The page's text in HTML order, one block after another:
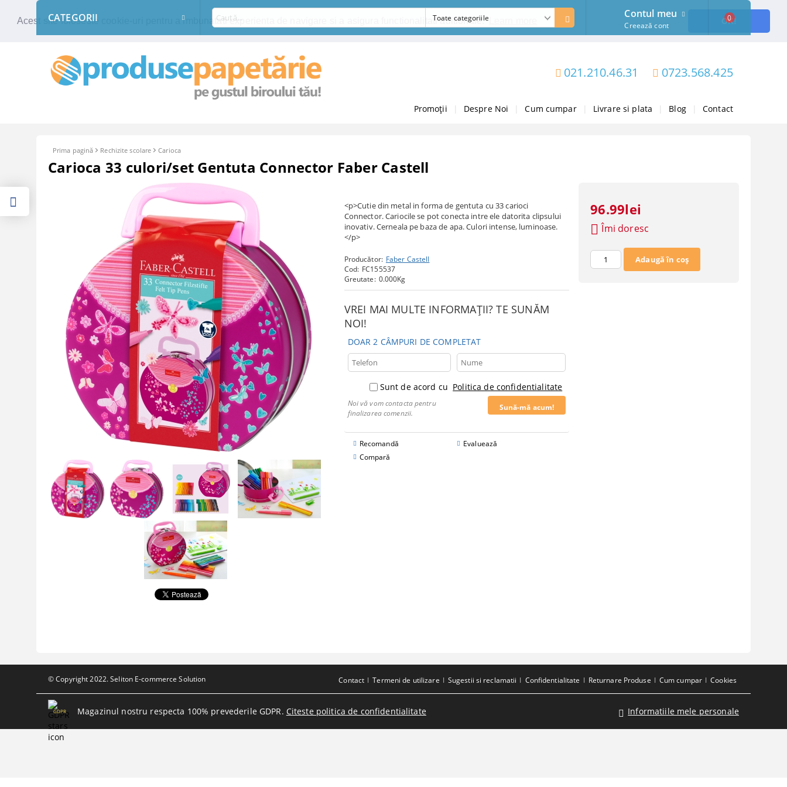
Acest site foloseste cookie-uri pentru a imbunatati experienta de navigare si a asigura functionalitati aditionale. OK!
021.210.46.31 0723.568.425
Promoții Despre Noi Cum cumpar Livrare si plata Blog Contact
CATEGORII Contul meu
Creează cont
0
Prima pagină Rechizite scolare Carioca
Carioca 33 culori/set Gentuta Connector Faber Castell
<p>Cutie din metal in forma de gentuta cu 33 carioci
Connector. Cariocile se pot conecta intre ele datorita clipsului
inovativ. Cerneala pe baza de apa. Culori intense, luminoase.
</p>
Producător: Faber Castell
Cod: FC155537
Greutate: 0.000Kg
VREI MAI MULTE INFORMAȚII? TE SUNĂM
NOI!
DOAR 2 CÂMPURI DE COMPLETAT
Sunt de acord cu Politica de confidentialitate
Noi vă vom contacta pentru
finalizarea comenzii.
Recomandă
Evaluează
Compară
96.99lei
Îmi doresc
© Copyright 2022. Seliton E-commerce Solution Contact Termeni de utilizare Sugestii si reclamatii Confidentialitate Returnare Produse Cum cumpar Cookies
GDPR Magazinul nostru respecta 100% prevederile GDPR. Citeste politica de confidentialitate Informatiile mele personale